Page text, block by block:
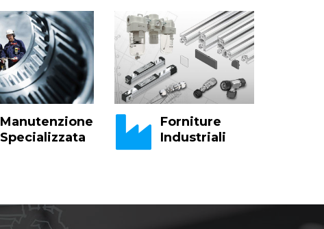
Manutenzione
Specializzata
Forniture
Industriali